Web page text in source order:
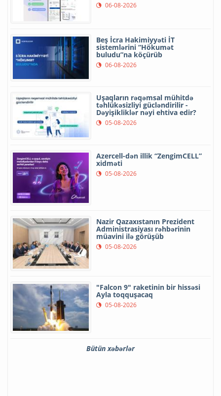
06-08-2026
Beş İcra Hakimiyyəti İT
sistemlərini “Hökumət
buludu”na köçürüb
06-08-2026
Uşaqların rəqəmsal mühitdə
təhlükəsizliyi gücləndirilir -
Dəyişikliklər nəyi ehtiva edir?
05-08-2026
Azercell-dən illik “ZengimCELL”
xidməti
05-08-2026
Nazir Qazaxıstanın Prezident
Administrasiyası rəhbərinin
müavini ilə görüşüb
05-08-2026
"Falcon 9" raketinin bir hissəsi
Ayla toqquşacaq
05-08-2026
Bütün xəbərlər